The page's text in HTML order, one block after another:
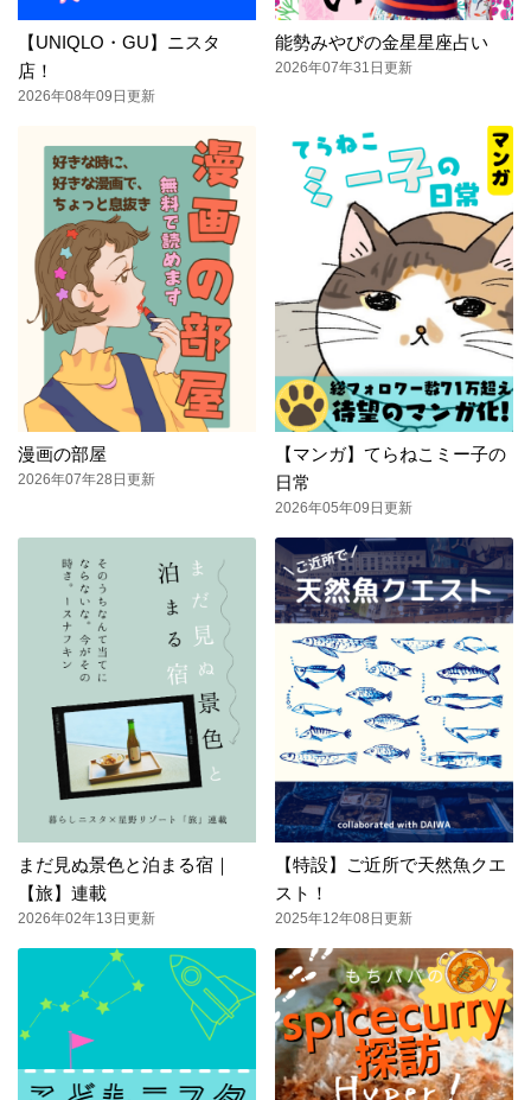
【UNIQLO・GU】ニスタ
店！
2026年08年09日更新
能勢みやびの金星星座占い
2026年07年31日更新
漫画の部屋
2026年07年28日更新
【マンガ】てらねこミー子の
日常
2026年05年09日更新
まだ見ぬ景色と泊まる宿｜
【旅】連載
2026年02年13日更新
【特設】ご近所で天然魚クエ
スト！
2025年12年08日更新